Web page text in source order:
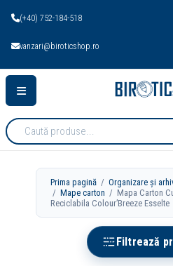
(+40) 752-184-518
vanzari@biroticshop.ro
Cauta
produse:
Prima pagină /Organizare și
/Mape carton / Mapa Carton
Reciclabila Colour’Breeze Esselte
Filtrează